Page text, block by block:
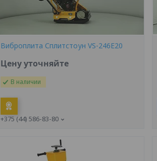
Виброплита Сплитстоун VS-246E20
Цену уточняйте
В наличии
+375 (44) 586-83-80